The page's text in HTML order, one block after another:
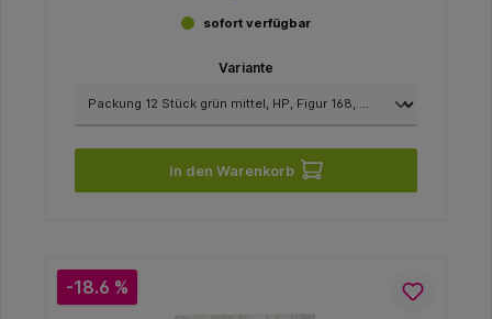
sofort verfügbar
Variante
In den Warenkorb
-18.6 %